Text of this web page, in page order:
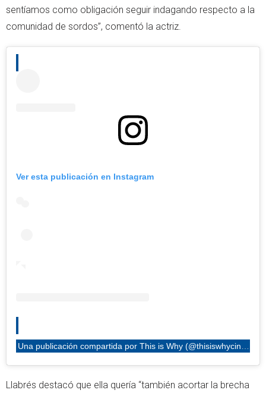
sentíamos como obligación seguir indagando respecto a la
comunidad de sordos”, comentó la actriz.
Ver esta publicación en Instagram
Llabrés destacó que ella quería “también acortar la brecha